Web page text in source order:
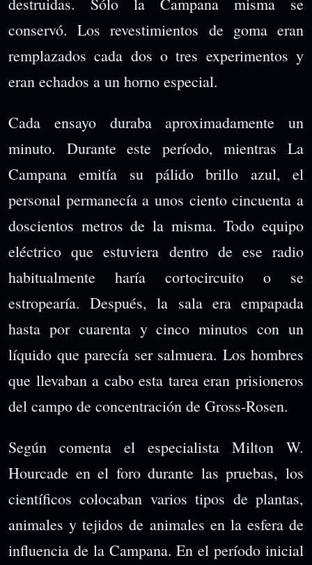
conservó. Los revestimientos de goma eran
remplazados cada dos o tres experimentos y
eran echados a un horno especial.
Cada ensayo duraba aproximadamente un
minuto. Durante este período, mientras La
Campana emitía su pálido brillo azul, el
personal permanecía a unos ciento cincuenta a
doscientos metros de la misma. Todo equipo
eléctrico que estuviera dentro de ese radio
habitualmente haría cortocircuito o se
estropearía. Después, la sala era empapada
hasta por cuarenta y cinco minutos con un
líquido que parecía ser salmuera. Los hombres
que llevaban a cabo esta tarea eran prisioneros
del campo de concentración de Gross-Rosen.
Según comenta el especialista Milton W.
Hourcade en el foro durante las pruebas, los
científicos colocaban varios tipos de plantas,
animales y tejidos de animales en la esfera de
influencia de la Campana. En el período inicial